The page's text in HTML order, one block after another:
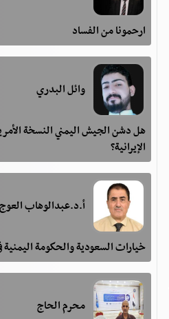
ارحمونا من الفساد
وائل البدري
هل دشن الجيش اليمني النسخة
الإيرانية؟
أ.د.عبدالوهاب العوج
خيارات السعودية والحكومة اليمنية
محرم الحاج